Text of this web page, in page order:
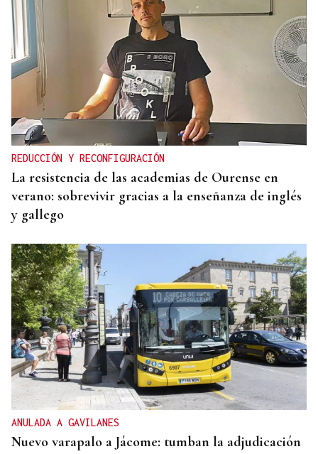
REDUCCIÓN Y RECONFIGURACIÓN
La resistencia de las academias de Ourense en
verano: sobrevivir gracias a la enseñanza de inglés
y gallego
ANULADA A GAVILANES
Nuevo varapalo a Jácome: tumban la adjudicación